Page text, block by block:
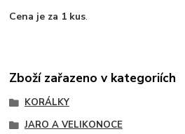
Cena je za 1 kus.
Zboží zařazeno v kategoriích
KORÁLKY
JARO A VELIKONOCE